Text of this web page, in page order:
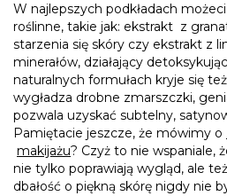
W najlepszych podkładach
roślinne, takie jak: ekstrakt z
starzenia się skóry czy ekstrakt z
minerałów, działający
naturalnych formułach kryje się
wygładza drobne zmarszczki,
pozwala uzyskać subtelny,
Pamiętacie jeszcze, że mówimy o
makijażu? Czyż to nie wspaniale,
nie tylko poprawiają wygląd, ale
dbałość o piękną skórę nigdy nie